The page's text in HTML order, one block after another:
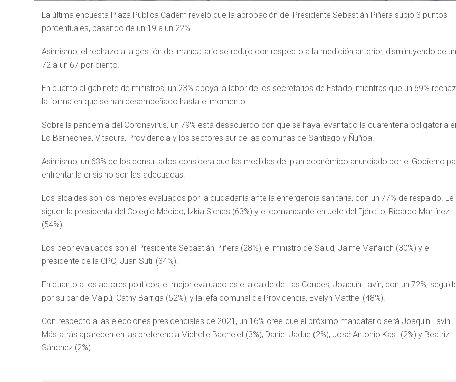
La última encuesta Plaza Pública Cadem reveló que la aprobación del Presidente Sebastián Piñera subió 3 puntos
porcentuales, pasando de un 19 a un 22%.
Asimismo, el rechazo a la gestión del mandatario se redujo con respecto a la medición anterior, disminuyendo de un
72 a un 67 por ciento.
En cuanto al gabinete de ministros, un 23% apoya la labor de los secretarios de Estado, mientras que un 69%
la forma en que se han desempeñado hasta el momento.
Sobre la pandemia del Coronavirus, un 79% está desacuerdo con que se haya levantado la cuarentena obligatoria
Lo Barnechea, Vitacura, Providencia y los sectores sur de las comunas de Santiago y Ñuñoa.
Asimismo, un 63% de los consultados considera que las medidas del plan económico anunciado por el Gobierno
enfrentar la crisis no son las adecuadas.
Los alcaldes son los mejores evaluados por la ciudadanía ante la emergencia sanitaria, con un 77% de respaldo. Le
siguen la presidenta del Colegio Médico, Izkia Siches (63%) y el comandante en Jefe del Ejército, Ricardo Martínez
(54%).
Los peor evaluados son el Presidente Sebastián Piñera (28%), el ministro de Salud, Jaime Mañalich (30%) y el
presidente de la CPC, Juan Sutil (34%).
En cuanto a los actores políticos, el mejor evaluado es el alcalde de Las Condes, Joaquín Lavín, con un 72%,
por su par de Maipú, Cathy Barriga (52%), y la jefa comunal de Providencia, Evelyn Matthei (48%).
Con respecto a las elecciones presidenciales de 2021, un 16% cree que el próximo mandatario será Joaquín Lavín.
Más atrás aparecen en las preferencia Michelle Bachelet (3%), Daniel Jadue (2%), José Antonio Kast (2%) y Beatriz
Sánchez (2%).